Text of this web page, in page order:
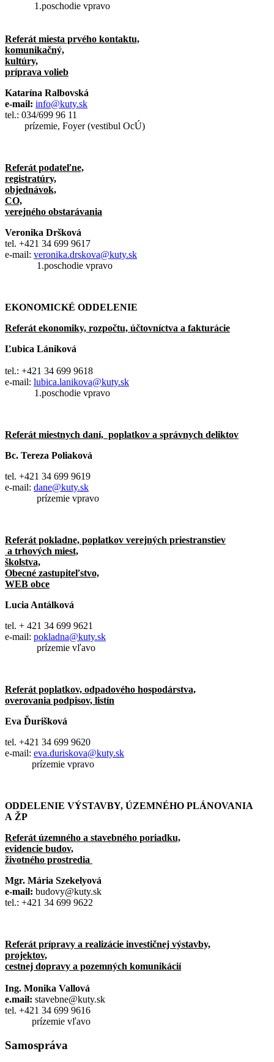
1.poschodie vpravo
Referát miesta prvého kontaktu,
komunikačný,
kultúry,
príprava volieb
Katarína Ralbovská
e-mail: info@kuty.sk
tel.: 034/699 96 11
prízemie, Foyer (vestibul OcÚ)
Referát podateľne,
registratúry,
objednávok,
CO,
verejného obstarávania
Veronika Dršková
tel. +421 34 699 9617
e-mail: veronika.drskova@kuty.sk
1.poschodie vpravo
EKONOMICKÉ ODDELENIE
Referát ekonomiky, rozpočtu, účtovníctva a fakturácie
Ľubica Lániková
tel.: +421 34 699 9618
e-mail: lubica.lanikova@kuty.sk
1.poschodie vpravo
Referát miestnych daní, poplatkov a správnych deliktov
Bc. Tereza Poliaková
tel. +421 34 699 9619
e-mail: dane@kuty.sk
prízemie vpravo
Referát pokladne, poplatkov verejných priestranstiev
a trhových miest,
školstva,
Obecné zastupiteľstvo,
WEB obce
Lucia Antálková
tel. + 421 34 699 9621
e-mail: pokladna@kuty.sk
prízemie vľavo
Referát poplatkov, odpadového hospodárstva,
overovania podpisov, listín
Eva Ďurišková
tel. +421 34 699 9620
e-mail: eva.duriskova@kuty.sk
prízemie vpravo
ODDELENIE VÝSTAVBY, ÚZEMNÉHO PLÁNOVANIA
A ŽP
Referát územného a stavebného poriadku,
evidencie budov,
životného prostredia
Mgr. Mária Szekelyová
e-mail: budovy@kuty.sk
tel.: +421 34 699 9622
Referát prípravy a realizácie investičnej výstavby,
projektov,
cestnej dopravy a pozemných komunikácií
Ing. Monika Vallová
e.mail: stavebne@kuty.sk
tel. +421 34 699 9616
prízemie vľavo
Samospráva